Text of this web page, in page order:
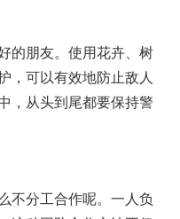
的朋友。使用花卉、树
，可以有效地防止敌人
，从头到尾都要保持警
不分工合作呢。一人负